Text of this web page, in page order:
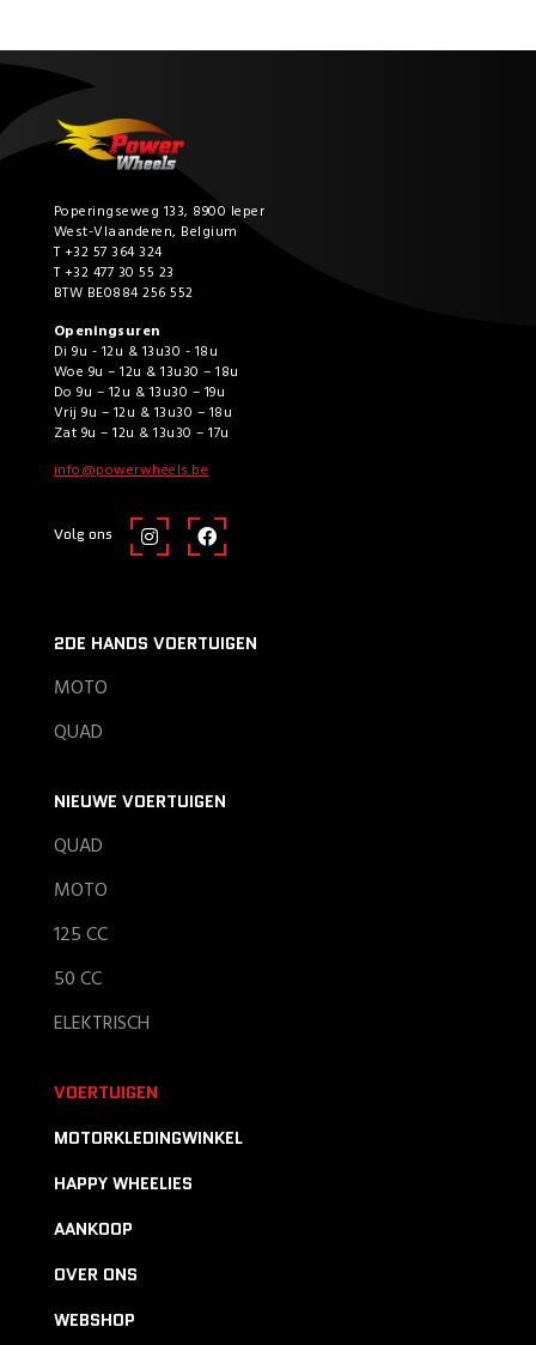
Poperingseweg 133, 8900 Ieper
West-Vlaanderen, Belgium
T +32 57 364 324
T +32 477 30 55 23
BTW BE0884 256 552
Openingsuren
Di 9u - 12u & 13u30 - 18u
Woe 9u – 12u & 13u30 – 18u
Do 9u – 12u & 13u30 – 19u
Vrij 9u – 12u & 13u30 – 18u
Zat 9u – 12u & 13u30 – 17u
info@powerwheels.be
Volg ons
2DE HANDS VOERTUIGEN
MOTO
QUAD
NIEUWE VOERTUIGEN
QUAD
MOTO
125 CC
50 CC
ELEKTRISCH
VOERTUIGEN
MOTORKLEDINGWINKEL
HAPPY WHEELIES
AANKOOP
OVER ONS
WEBSHOP